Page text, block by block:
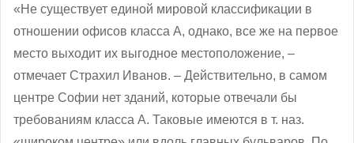
«Не существует единой мировой классификации в
отношении офисов класса А, однако, все же на первое
место выходит их выгодное местоположение, ‒
отмечает Страхил Иванов. – Действительно, в самом
центре Софии нет зданий, которые отвечали бы
требованиям класса А. Таковые имеются в т. наз.